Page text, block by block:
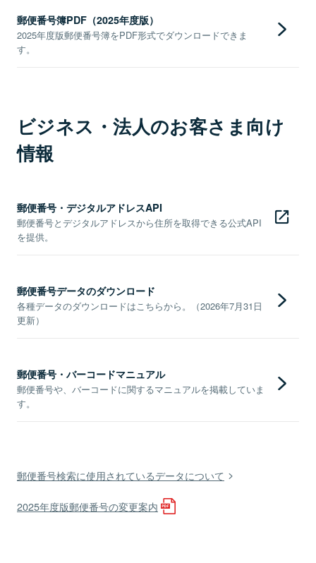
郵便番号簿PDF（2025年度版）
2025年度版郵便番号簿をPDF形式でダウンロードできま
す。
ビジネス・法人のお客さま向け
情報
郵便番号・デジタルアドレスAPI
郵便番号とデジタルアドレスから住所を取得できる公式API
を提供。
郵便番号データのダウンロード
各種データのダウンロードはこちらから。（2026年7月31日
更新）
郵便番号・バーコードマニュアル
郵便番号や、バーコードに関するマニュアルを掲載していま
す。
郵便番号検索に使用されているデータについて
2025年度版郵便番号の変更案内